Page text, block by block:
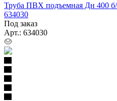
Труба ПВХ подъемная Дн 400
634030
Под заказ
Арт.: 634030